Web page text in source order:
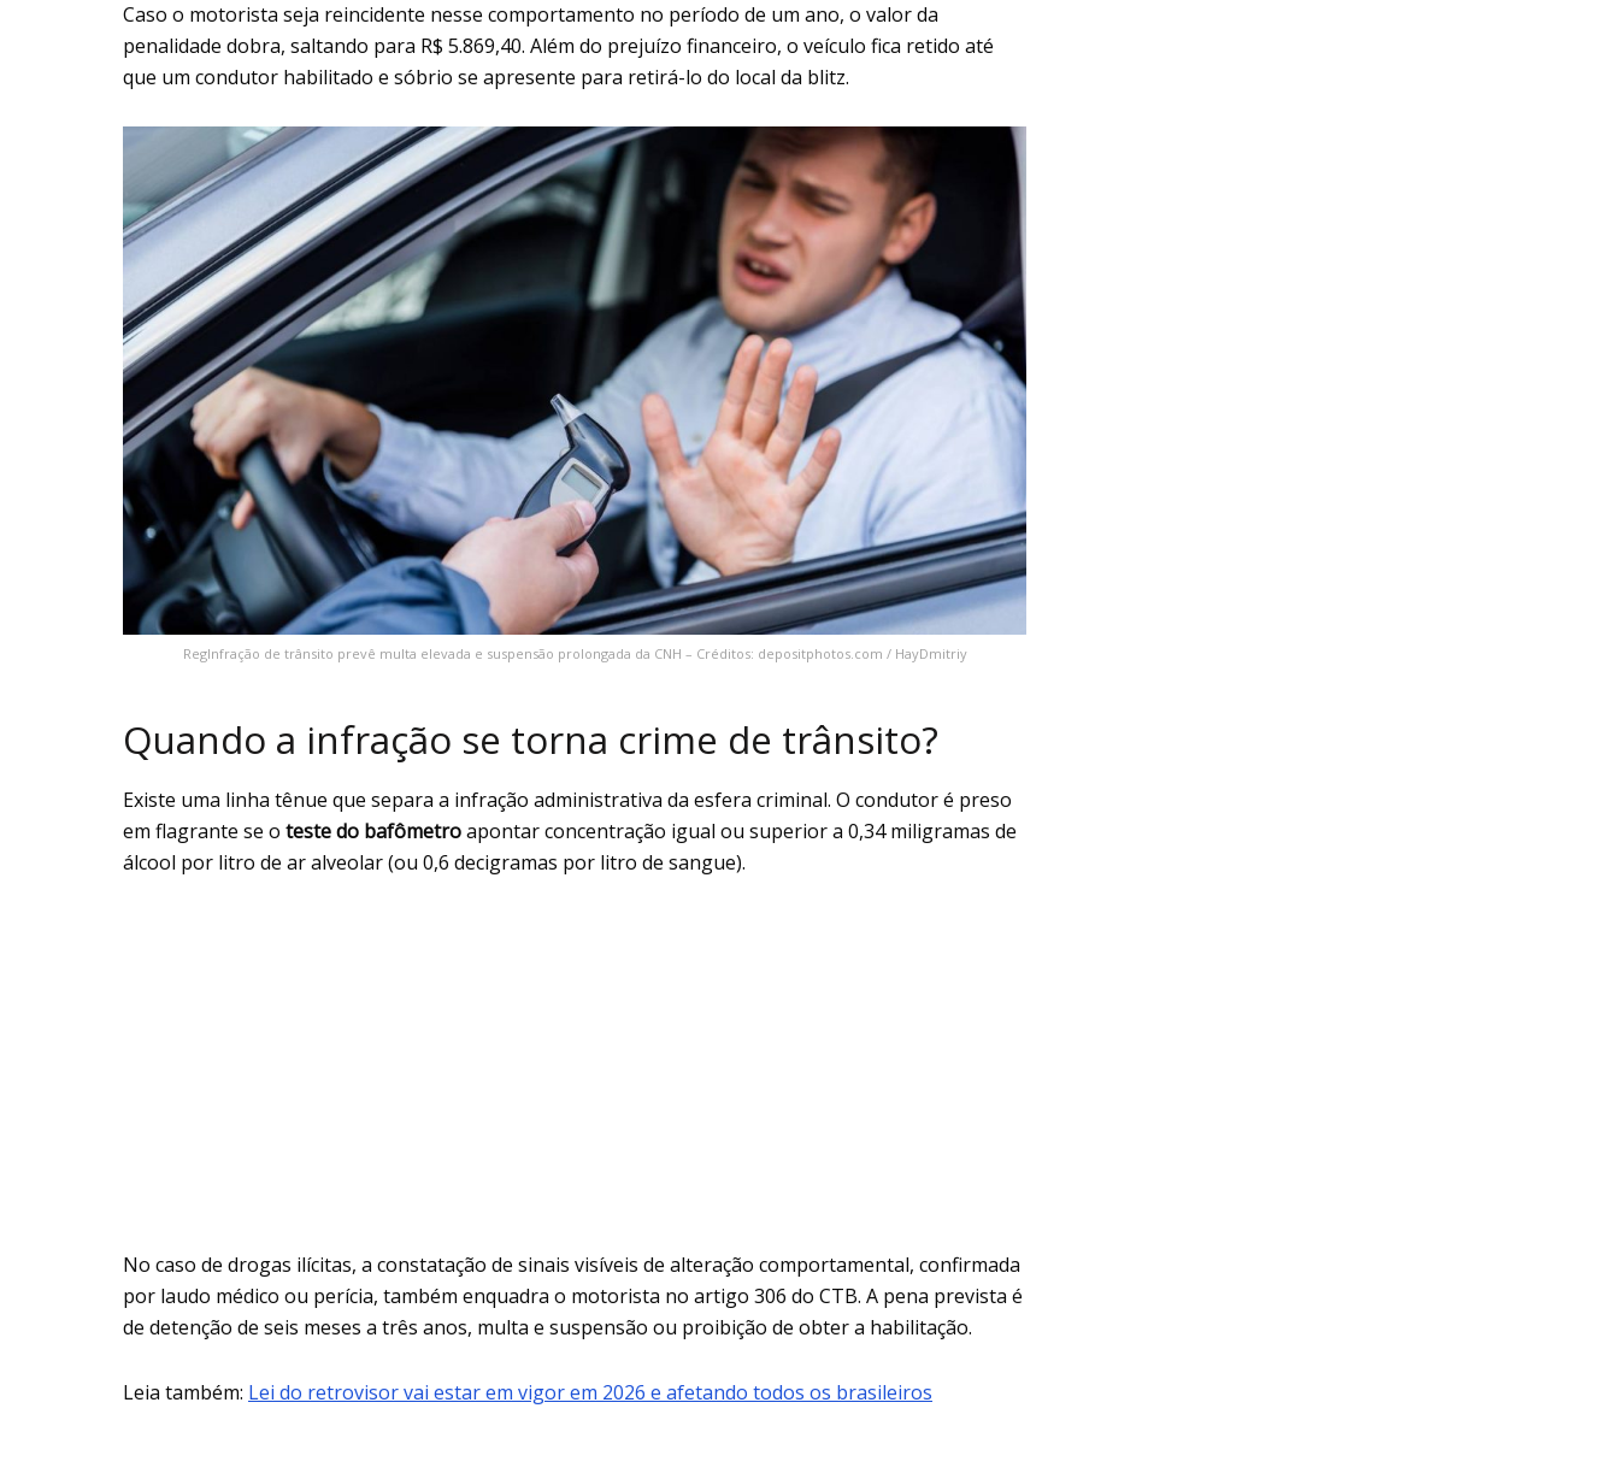
Caso o motorista seja reincidente nesse comportamento no período de um ano, o valor da
penalidade dobra, saltando para R$ 5.869,40. Além do prejuízo financeiro, o veículo fica retido até
que um condutor habilitado e sóbrio se apresente para retirá-lo do local da blitz.
RegInfração de trânsito prevê multa elevada e suspensão prolongada da CNH – Créditos: depositphotos.com / HayDmitriy
Quando a infração se torna crime de trânsito?
Existe uma linha tênue que separa a infração administrativa da esfera criminal. O condutor é preso
em flagrante se o teste do bafômetroapontar concentração igual ou superior a 0,34 miligramas de
álcool por litro de ar alveolar (ou 0,6 decigramas por litro de sangue).
No caso de drogas ilícitas, a constatação de sinais visíveis de alteração comportamental, confirmada
por laudo médico ou perícia, também enquadra o motorista no artigo 306 do CTB. A pena prevista é
de detenção de seis meses a três anos, multa e suspensão ou proibição de obter a habilitação.
Leia também: Lei do retrovisor vai estar em vigor em 2026 e afetando todos os brasileiros